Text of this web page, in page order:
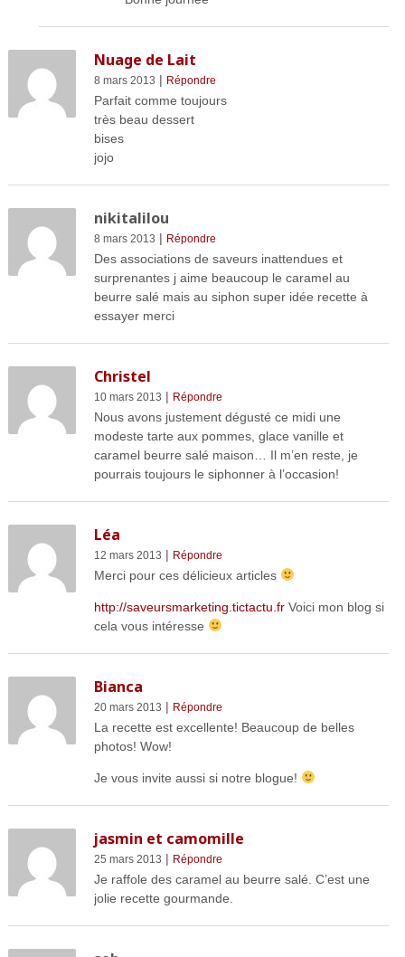
Nuage de Lait
8 mars 2013 | Répondre
Parfait comme toujours
très beau dessert
bises
jojo
nikitalilou
8 mars 2013 | Répondre
Des associations de saveurs inattendues et
surprenantes j aime beaucoup le caramel au
beurre salé mais au siphon super idée recette à
essayer merci
Christel
10 mars 2013 | Répondre
Nous avons justement dégusté ce midi une
modeste tarte aux pommes, glace vanille et
caramel beurre salé maison… Il m’en reste, je
pourrais toujours le siphonner à l’occasion!
Léa
12 mars 2013 | Répondre
Merci pour ces délicieux articles
http://saveursmarketing.tictactu.frVoici mon blog si
cela vous intéresse
Bianca
20 mars 2013 | Répondre
La recette est excellente! Beaucoup de belles
photos! Wow!
Je vous invite aussi si notre blogue!
jasmin et camomille
25 mars 2013 | Répondre
Je raffole des caramel au beurre salé. C’est une
jolie recette gourmande.